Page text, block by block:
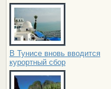
В Тунисе вновь вводится
курортный сбор